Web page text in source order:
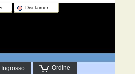
Disclaimer
Ingrosso Ordine